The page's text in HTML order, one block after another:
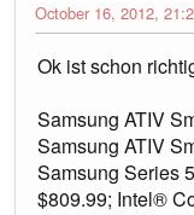
October 16, 2012,
Ok ist schon
Samsung ATIV
Samsung ATIV
Samsung Series
$809.99; Intel®